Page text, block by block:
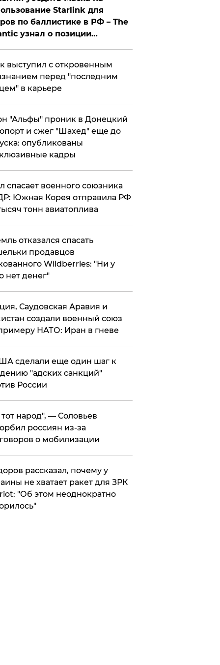
Starlink для
по баллистике в РФ – The
узнал о позиции
выступил с откровенным
перед "последним
в карьере
"Альфы" проник в Донецкий
и сжег "Шахед" еще до
опубликованы
кадры
спасает военного союзника
Южная Корея отправила РФ
тонн авиатоплива
отказался спасать
продавцов
Wildberries: "Ни у
нет денег"
Саудовская Аравия и
создали военный союз
НАТО: Иран в гневе
сделали еще один шаг к
"адских санкций"
России
народ", — Соловьев
россиян из-за
о мобилизации
рассказал, почему у
не хватает ракет для ЗРК
"Об этом неоднократно